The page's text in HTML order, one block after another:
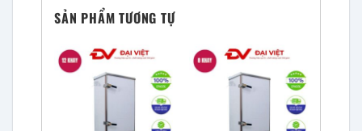
SẢN PHẨM TƯƠNG TỰ